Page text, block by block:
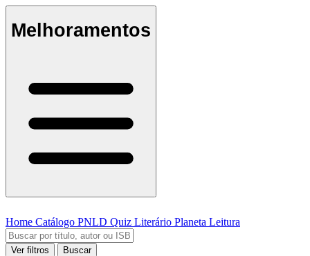
Melhoramentos
Home Catálogo PNLD Quiz Literário Planeta Leitura
Ver filtros
Buscar